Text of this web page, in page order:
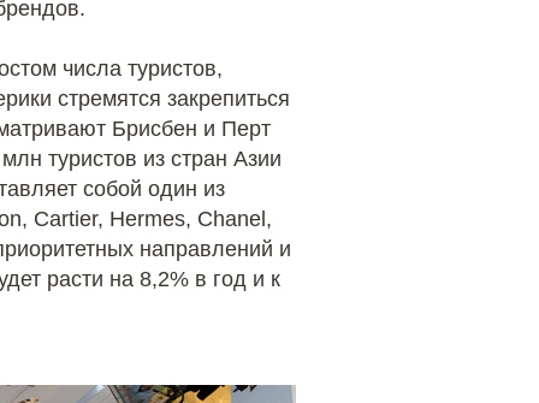
числа туристов,
стремятся закрепиться
Брисбен и Перт
туристов из стран Азии
собой один из
Cartier, Hermes, Chanel,
направлений и
расти на 8,2% в год и к